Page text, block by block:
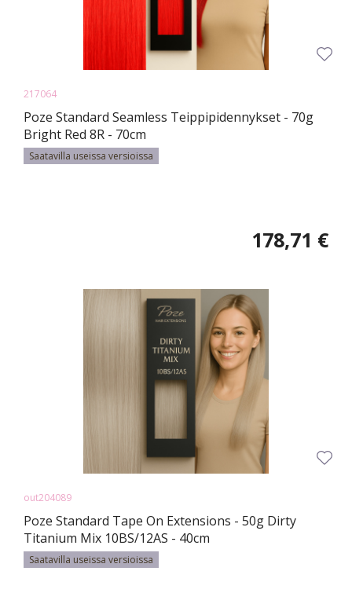
217064
Poze Standard Seamless Teippipidennykset - 70g
Bright Red 8R - 70cm
Saatavilla useissa versioissa
178,71 €
out204089
Poze Standard Tape On Extensions - 50g Dirty
Titanium Mix 10BS/12AS - 40cm
Saatavilla useissa versioissa